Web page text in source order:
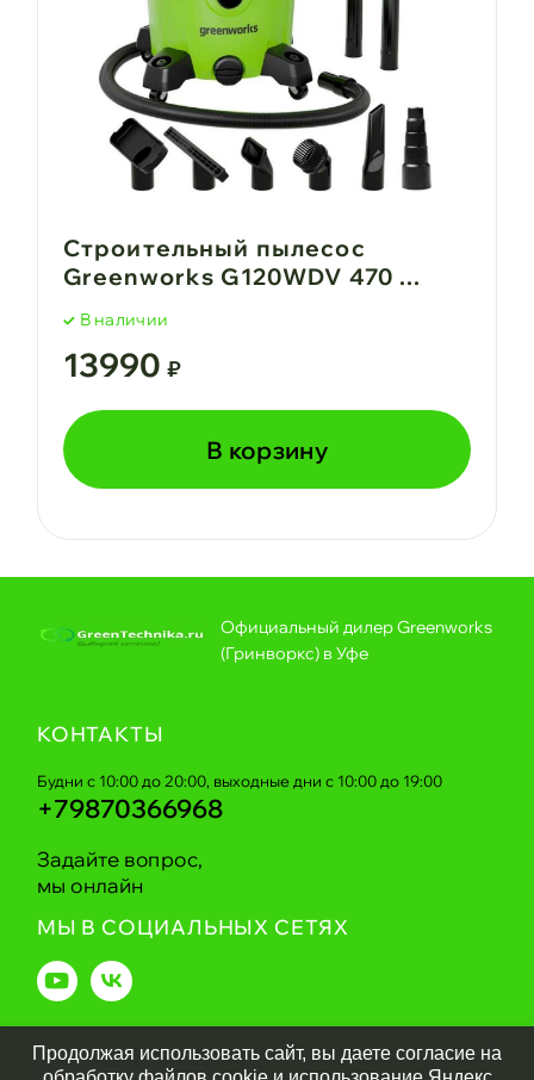
Строительный пылесос
Greenworks G120WDV 470 ...
В наличии
13990 ₽
В корзину
Официальный дилер Greenworks
(Гринворкс) в Уфе
КОНТАКТЫ
Будни с 10:00 до 20:00, выходные дни с 10:00 до 19:00
+79870366968
Задайте вопрос,
мы онлайн
МЫ В СОЦИАЛЬНЫХ СЕТЯХ
Greentechnika.ru2026
Продолжая использовать сайт, вы даете согласие на